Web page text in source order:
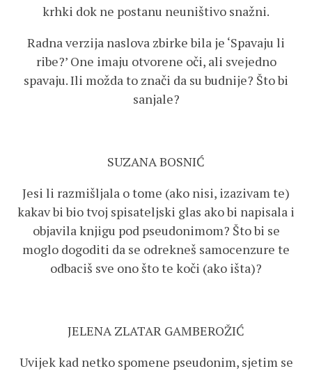
krhki dok ne postanu neuništivo snažni.
Radna verzija naslova zbirke bila je ‘Spavaju li
ribe?’ One imaju otvorene oči, ali svejedno
spavaju. Ili možda to znači da su budnije? Što bi
sanjale?
SUZANA BOSNIĆ
Jesi li razmišljala o tome (ako nisi, izazivam te)
kakav bi bio tvoj spisateljski glas ako bi napisala i
objavila knjigu pod pseudonimom? Što bi se
moglo dogoditi da se odrekneš samocenzure te
odbaciš sve ono što te koči (ako išta)?
JELENA ZLATAR GAMBEROŽIĆ
Uvijek kad netko spomene pseudonim, sjetim se